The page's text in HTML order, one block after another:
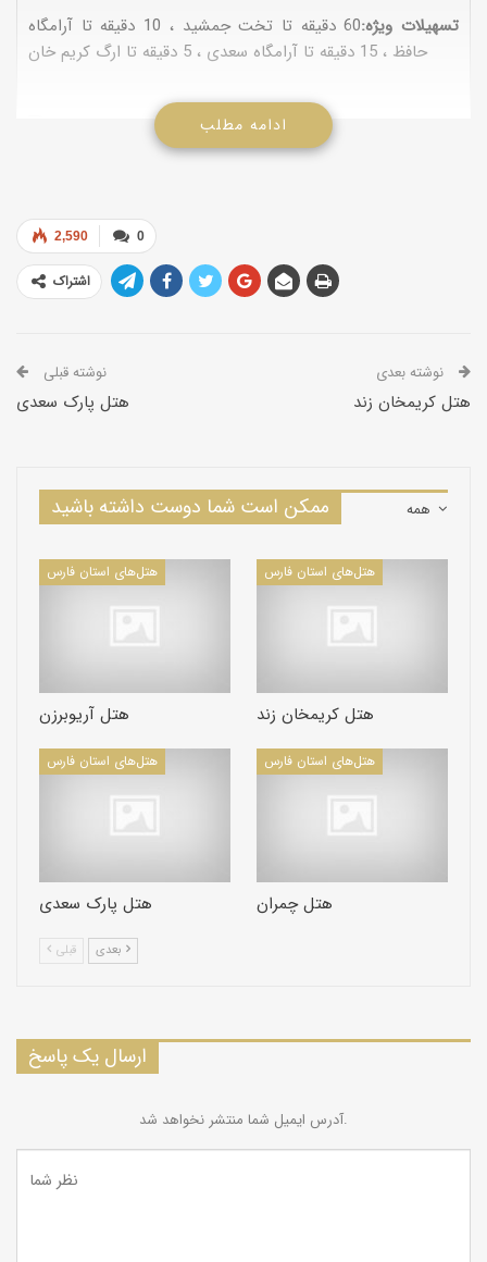
تسهیلات ویژه:
60 دقیقه تا تخت جمشید ، 10 دقیقه تا آرامگاه
حافظ ، 15 دقیقه تا آرامگاه سعدی ، 5 دقیقه تا ارگ كریم خان
ادامه مطلب
0
2,590
اشتراک
نوشته قبلی
هتل پارک سعدی هتل کریمخان زند
ممکن است شما دوست داشته باشید
هتل‌های استان فارس
هتل آریوبرزن
هتل‌های استان فارس
هتل کریمخان زند
هتل‌های استان فارس
هتل پارک سعدی
هتل‌های استان فارس
هتل چمران
قبلی
ارسال یک پاسخ
آدرس ایمیل شما منتشر نخواهد شد.